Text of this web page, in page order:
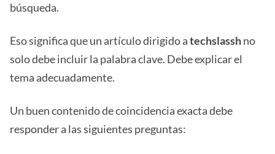
búsqueda.
Eso significa que un artículo dirigido atechslasshno
solo debe incluir la palabra clave. Debe explicar el
tema adecuadamente.
Un buen contenido de coincidencia exacta debe
responder a las siguientes preguntas: